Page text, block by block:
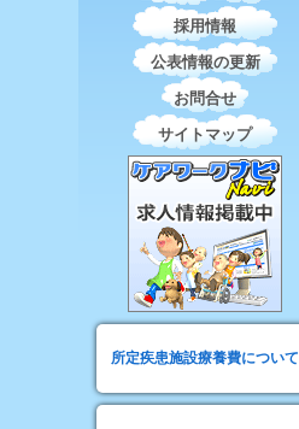
採用情報
公表情報の更新
お問合せ
サイトマップ
所定疾患施設療養費について